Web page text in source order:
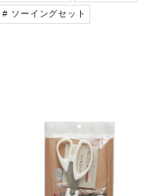
# ソーイングセット